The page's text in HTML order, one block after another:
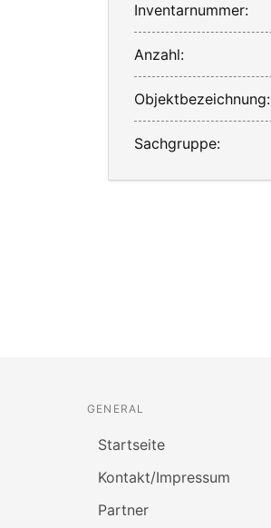
Inventarnummer:
Anzahl:
Objektbezeichnung:
Sachgruppe:
GENERAL
Startseite
Kontakt/Impressum
Partner